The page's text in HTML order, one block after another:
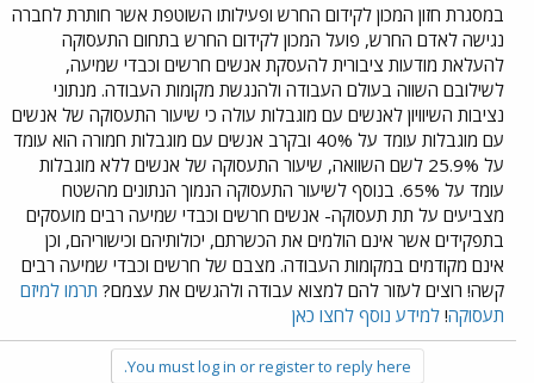
במסגרת חזון המכון לקידום החרש ופעילותו השוטפת אשר חותרת לחברה
נגישה לאדם החרש, פועל המכון לקידום החרש בתחום התעסוקה
להעלאת מודעות ציבורית להעסקת אנשים חרשים וכבדי שמיעה,
לשילובם השווה בעולם העבודה ולהנגשת מקומות העבודה. מנתוני
נציבות השיוויון לאנשים עם מוגבלות עולה כי שיעור התעסוקה של אנשים
עם מוגבלות עומד על 40% ובקרב אנשים עם מוגבלות חמורה הוא עומד
על 25.9% לשם השוואה, שיעור התעסוקה של אנשים ללא מוגבלות
עומד על 65%. בנוסף לשיעור התעסוקה הנמוך הנתונים מהשטח
מצביעים על תת תעסוקה- אנשים חרשים וכבדי שמיעה רבים מועסקים
בתפקידים אשר אינם הולמים את הכשרתם, יכולותיהם וכישוריהם, וכן
אינם מקודמים במקומות העבודה. מצבם של חרשים וכבדי שמיעה רבים
קשה! רוצים לעזור להם למצוא עבודה ולהגשים את עצמם? תרמו למיזם
תעסוקה! למידע נוסף לחצו כאן
You must log in or register to reply here.